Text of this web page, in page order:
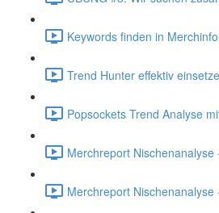
Keywords finden in
Trend Hunter effektiv
Popsockets Trend Analyse
Merchreport Nischenanalyse
Merchreport Nischenanalyse